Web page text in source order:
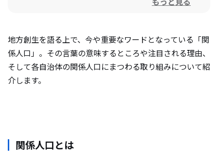
地方創生を語る上で、今や重要なワードとなっている「関
係人口」。その言葉の意味するところや注目される理由、
そして各自治体の関係人口にまつわる取り組みについて紹
介します。
関係人口とは